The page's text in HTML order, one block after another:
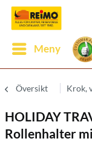
Meny
Översikt Krok,
HOLIDAY
Rollenhalter